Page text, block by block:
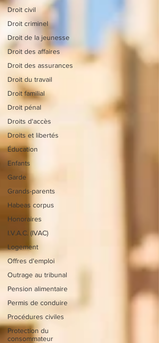
Droit civil
Droit criminel
Droit de la jeunesse
Droit des affaires
Droit des assurances
Droit du travail
Droit familial
Droit pénal
Droits d'accès
Droits et libertés
Éducation
Enfants
Garde
Grands-parents
Habeas corpus
Honoraires
I.V.A.C. (IVAC)
Logement
Offres d'emploi
Outrage au tribunal
Pension alimentaire
Permis de conduire
Procédures civiles
Protection du
consommateur